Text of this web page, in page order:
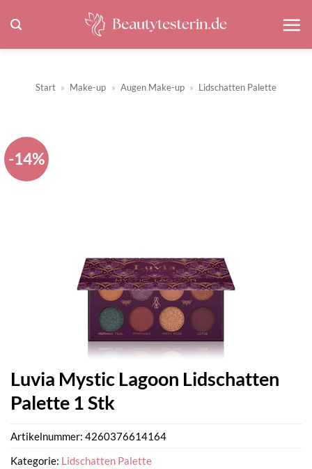
Inhalt
springen
Start » Make-up » Augen Make-up » Lidschatten Palette
-14%
Luvia Mystic Lagoon Lidschatten
Palette 1 Stk
Artikelnummer: 4260376614164
Kategorie: Lidschatten Palette